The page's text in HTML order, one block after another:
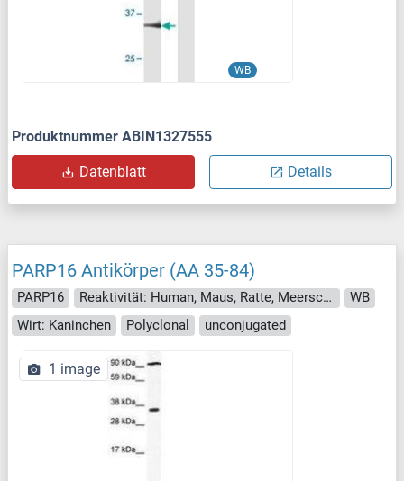
WB
Produktnummer ABIN1327555
Datenblatt Details
PARP16 Antikörper (AA 35-84)
PARP16 Reaktivität: Human, Maus, Ratte, Meerschweinchen, Pferd, Rind (Kuh), Schwein, Affe
WB
Wirt: Kaninchen
Polyclonal unconjugated
1 image